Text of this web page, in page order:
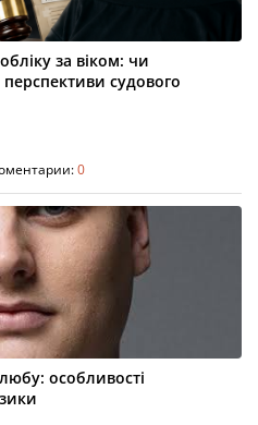
за віком: чи
судового
0
особливості